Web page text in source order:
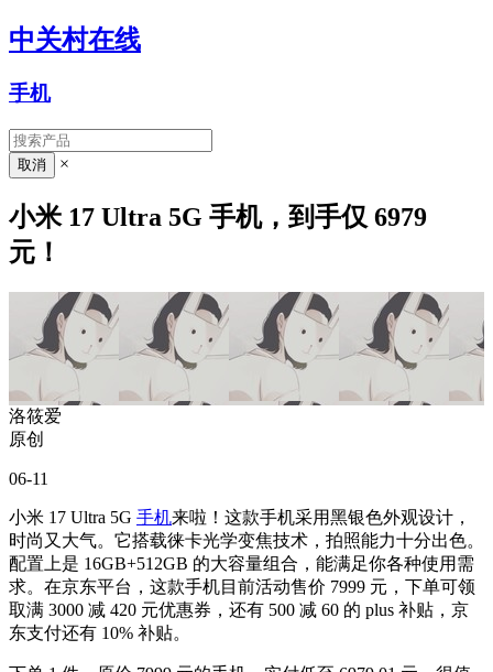
中关村在线
手机
×
小米 17 Ultra 5G 手机，到手仅 6979
元！
洛筱爱
原创
06-11
小米 17 Ultra 5G 手机来啦！这款手机采用黑银色外观设计，
时尚又大气。它搭载徕卡光学变焦技术，拍照能力十分出色。
配置上是 16GB+512GB 的大容量组合，能满足你各种使用需
求。在京东平台，这款手机目前活动售价 7999 元，下单可领
取满 3000 减 420 元优惠券，还有 500 减 60 的 plus 补贴，京
东支付还有 10% 补贴。